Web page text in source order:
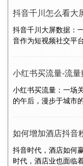
抖音千川怎么看大
抖音千川大屏数据：
音作为短视频社交平
小红书买流量-流量
小红书买流量：一场
的午后，漫步于城市
如何增加酒店抖音
抖音时代，酒店如何
时代，酒店业也面临